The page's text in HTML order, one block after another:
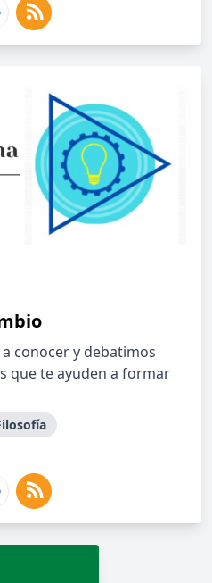
conocer y debatimos
que te ayuden a formar